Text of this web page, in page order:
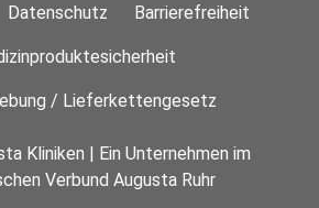
Datenschutz Barrierefreiheit
/ Lieferkettengesetz
Kliniken | Ein Unternehmen im
Verbund Augusta Ruhr